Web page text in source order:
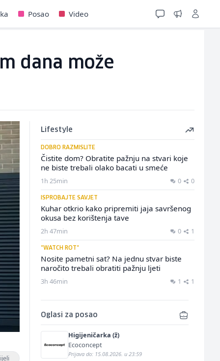
Posao Video
dana može
Lifestyle
DOBRO RAZMISLITE
Čistite dom? Obratite pažnju na stvari koje
ne biste trebali olako bacati u smeće
1h 25min 0 0
ISPROBAJTE SAVJET
Kuhar otkrio kako pripremiti jaja savršenog
okusa bez korištenja tave
2h 47min 0 1
"WATCH ROT"
Nosite pametni sat? Na jednu stvar biste
naročito trebali obratiti pažnju ljeti
3h 46min 1 1
Oglasi za posao
Higijeničarka (ž)
Ecoconcept
Prijava do: 15.08.2026. u 23:59